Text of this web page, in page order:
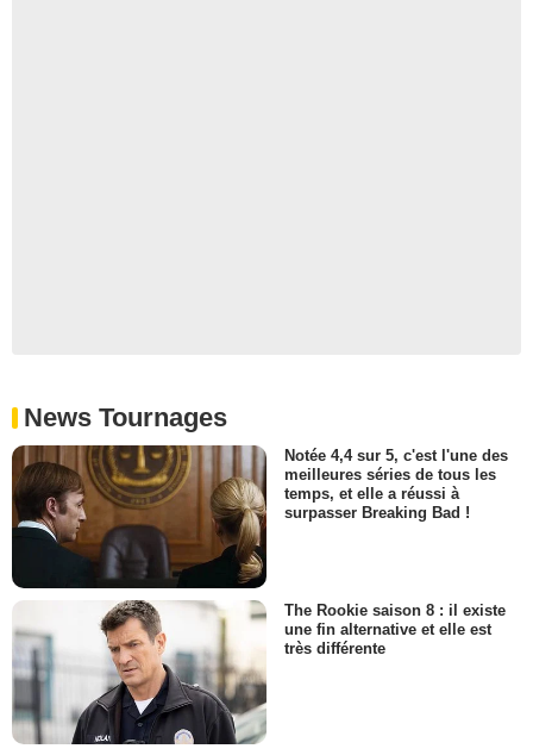
News Tournages
Notée 4,4 sur 5, c'est l'une des
meilleures séries de tous les
temps, et elle a réussi à
surpasser Breaking Bad !
The Rookie saison 8 : il existe
une fin alternative et elle est
très différente